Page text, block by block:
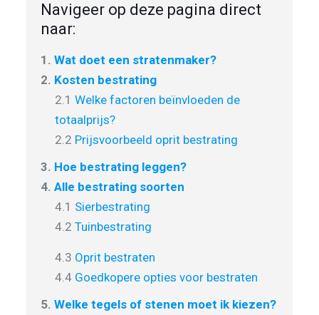
Navigeer op deze pagina direct
naar:
1. Wat doet een stratenmaker?
2. Kosten bestrating
2.1 Welke factoren beïnvloeden de
totaalprijs?
2.2 Prijsvoorbeeld oprit bestrating
3. Hoe bestrating leggen?
4. Alle bestrating soorten
4.1 Sierbestrating
4.2 Tuinbestrating
4.3 Oprit bestraten
4.4 Goedkopere opties voor bestraten
5. Welke tegels of stenen moet ik kiezen?